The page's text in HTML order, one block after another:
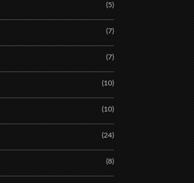
(5)
(7)
(7)
(10)
(10)
(24)
(8)